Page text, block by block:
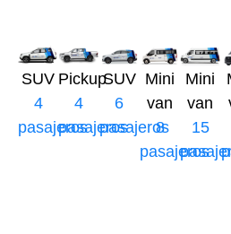
SUV
4
pasajeros
Pickup
4
pasajeros
SUV
6
pasajeros
Mini
van
8
pasajeros
Mini
van
15